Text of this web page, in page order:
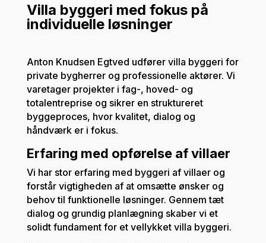
Villa byggeri med fokus på
individuelle løsninger
Anton Knudsen Egtved udfører villa byggeri for
private bygherrer og professionelle aktører. Vi
varetager projekter i fag-, hoved- og
totalentreprise og sikrer en struktureret
byggeproces, hvor kvalitet, dialog og
håndværk er i fokus.
Erfaring med opførelse af villaer
Vi har stor erfaring med byggeri af villaer og
forstår vigtigheden af at omsætte ønsker og
behov til funktionelle løsninger. Gennem tæt
dialog og grundig planlægning skaber vi et
solidt fundament for et vellykket villa byggeri.